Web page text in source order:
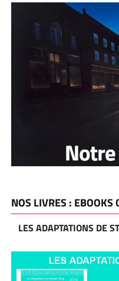
NOS LIVRES : EBOOKS
LES ADAPTATIONS DE